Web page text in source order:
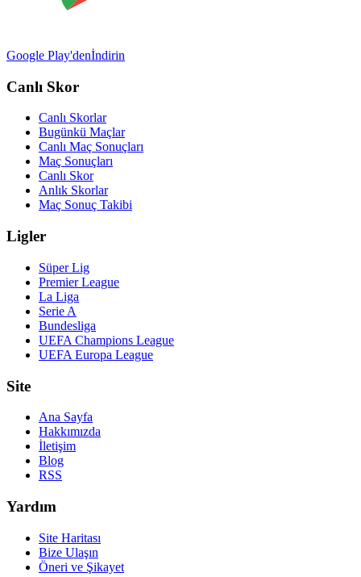
Google Play'denİndirin
Canlı Skor
Canlı Skorlar
Bugünkü Maçlar
Canlı Maç Sonuçları
Maç Sonuçları
Canlı Skor
Anlık Skorlar
Maç Sonuç Takibi
Ligler
Süper Lig
Premier League
La Liga
Serie A
Bundesliga
UEFA Champions League
UEFA Europa League
Site
Ana Sayfa
Hakkımızda
İletişim
Blog
RSS
Yardım
Site Haritası
Bize Ulaşın
Öneri ve Şikayet